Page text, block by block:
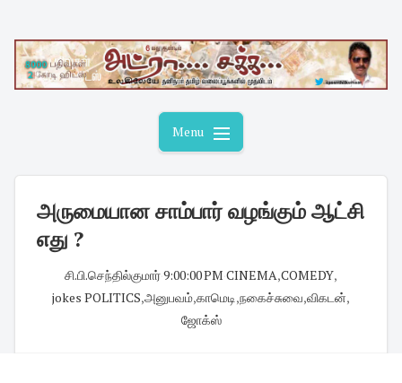
content
Menu
அருமையான சாம்பார் வழங்கும் ஆட்சி
எது ?
சி.பி.செந்தில்குமார்9:00:00 PM CINEMA,COMEDY,
jokes POLITICS,அனுபவம்,காமெடி,நகைச்சுவை,விகடன்,
ஜோக்ஸ்